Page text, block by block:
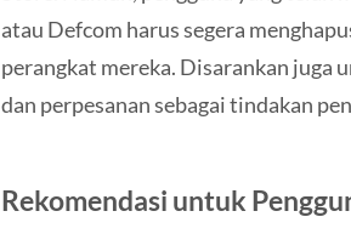
atau Defcom harus segera
perangkat mereka. Disarankan juga
dan perpesanan sebagai tindakan
Rekomendasi untuk